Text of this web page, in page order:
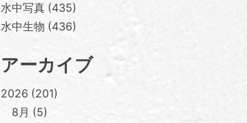
水中写真 435
水中生物 436
アーカイブ
2026 201
8月
5